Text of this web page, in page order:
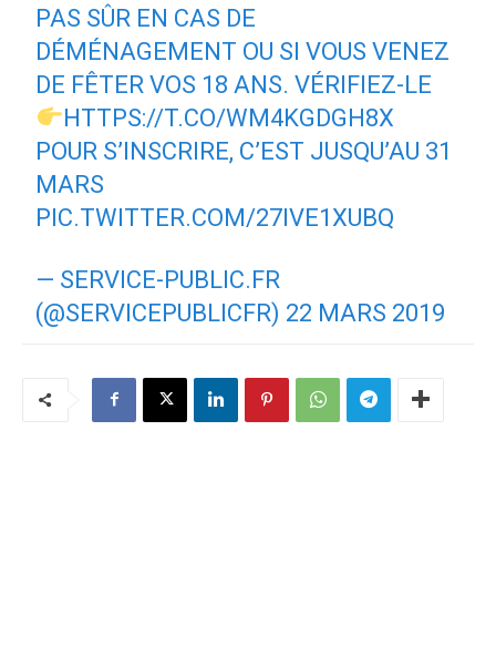
PAS SÛR EN CAS DE
DÉMÉNAGEMENT OU SI VOUS VENEZ
DE FÊTER VOS 18 ANS. VÉRIFIEZ-LE
HTTPS://T.CO/WM4KGDGH8X
POUR S’INSCRIRE, C’EST JUSQU’AU 31
MARS
PIC.TWITTER.COM/27IVE1XUBQ
— SERVICE-PUBLIC.FR
(@SERVICEPUBLICFR) 22 MARS 2019